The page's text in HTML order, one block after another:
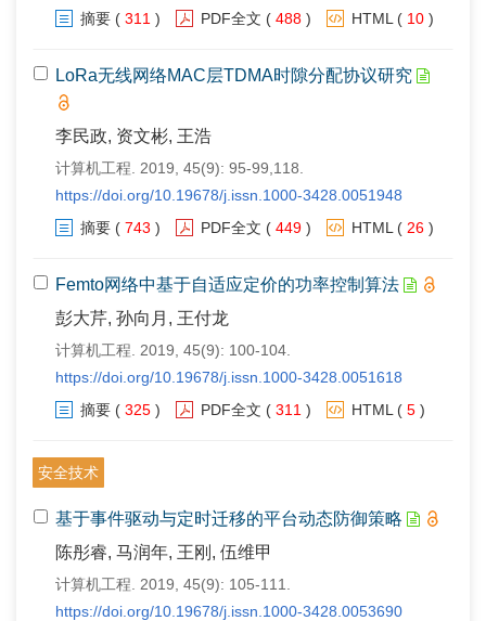
摘要 ( 311 ) PDF全文 ( 488 ) HTML ( 10 )
LoRa无线网络MAC层TDMA时隙分配协议研究
李民政, 资文彬, 王浩
计算机工程. 2019, 45(9): 95-99,118.
https://doi.org/10.19678/j.issn.1000-3428.0051948
摘要 ( 743 ) PDF全文 ( 449 ) HTML ( 26 )
Femto网络中基于自适应定价的功率控制算法
彭大芹, 孙向月, 王付龙
计算机工程. 2019, 45(9): 100-104.
https://doi.org/10.19678/j.issn.1000-3428.0051618
摘要 ( 325 ) PDF全文 ( 311 ) HTML ( 5 )
安全技术
基于事件驱动与定时迁移的平台动态防御策略
陈彤睿, 马润年, 王刚, 伍维甲
计算机工程. 2019, 45(9): 105-111.
https://doi.org/10.19678/j.issn.1000-3428.0053690